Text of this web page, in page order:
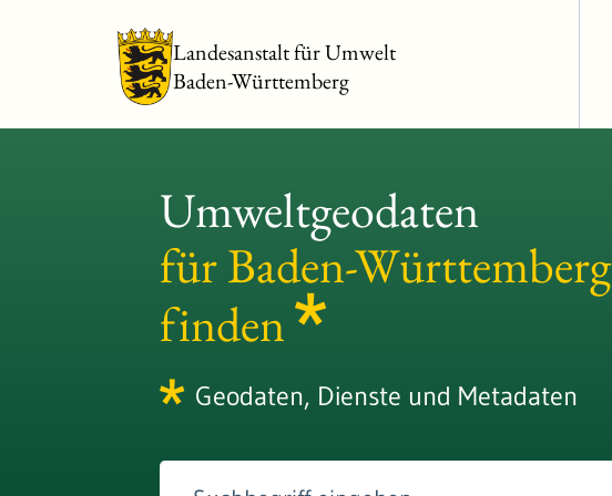
Landesanstalt für Umwelt
Baden-Württemberg
Umweltgeodaten
für Baden-Württemberg
finden
Geodaten, Dienste und Metadaten